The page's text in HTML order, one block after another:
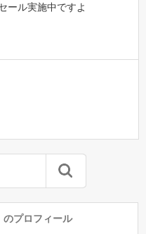
ール実施中ですよ
のプロフィール